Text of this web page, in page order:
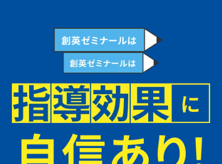
もしてみたいです！
自習でも先生たちが積極的に声をかけてくれます！
創英で「高校受験で終わりじゃない。その先が大事だよ」と言われて、
りたいと思っているので、苦手な理系科目の勉強を頑張っています。そ
の為に自習に積極的に来て、学校の提出物や復習をしています。その時
も先生方が声をかけてくれたりするので、安心して勉強が出来ていま
す。テストの結果も中学の時より取れているので、この調子で勉強も頑
もっとみる